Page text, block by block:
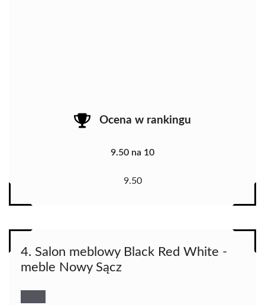
Ocena w rankingu
9.50 na 10
9.50
4. Salon meblowy Black Red White -
meble Nowy Sącz